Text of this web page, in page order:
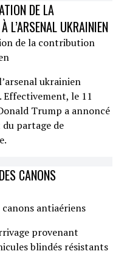
DE LA
L’ARSENAL UKRAINIEN
ukrainien
le 11
Trump a annoncé
partage de
CANONS
provenant
blindés résistants